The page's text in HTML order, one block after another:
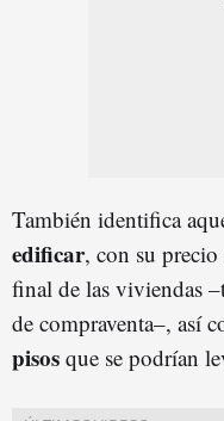
También identifica
edificar, con su
final de las viviendas
de compraventa–, así
pisos que se podrían